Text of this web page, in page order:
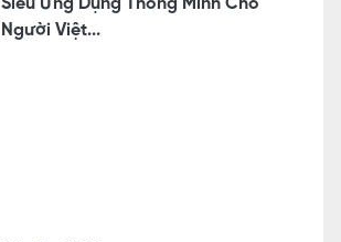
Siêu Ứng Dụng Thông Minh Cho
Người Việt...